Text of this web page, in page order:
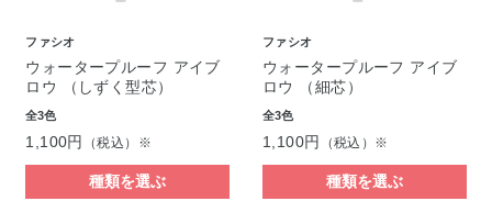
ファシオ
ウォータープルーフ アイブ
ロウ （しずく型芯）
全3色
1,100円 （税込）※
種類を選ぶ
ファシオ
ウォータープルーフ アイブ
ロウ （細芯）
全3色
1,100円 （税込）※
種類を選ぶ